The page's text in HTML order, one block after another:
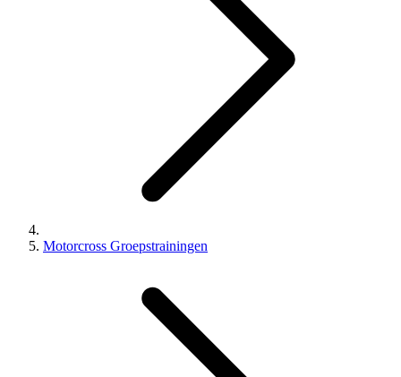
Motorcross Groepstrainingen